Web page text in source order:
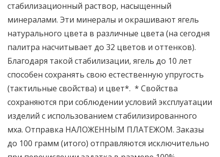
стабилизационный раствор, насыщенный
минералами. Эти минералы и окрашивают ягель
натурального цвета в различные цвета (на сегодня
палитра насчитывает до 32 цветов и оттенков).
Благодаря такой стабилизации, ягель до 10 лет
способен сохранять свою естественную упругость
(тактильные свойства) и цвет*. * Свойства
сохраняются при соблюдении условий эксплуатации
изделий с использованием стабилизированного
мха. Отправка НАЛОЖЕННЫМ ПЛАТЕЖОМ. Заказы
до 100 грамм (итого) отправляются исключительно